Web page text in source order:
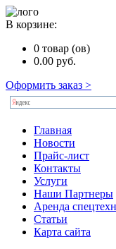
В корзине:
0 товар (ов)
0.00 руб.
Оформить заказ >
Главная
Новости
Прайс-лист
Контакты
Услуги
Наши Партнеры
Аренда
Статьи
Карта сайта